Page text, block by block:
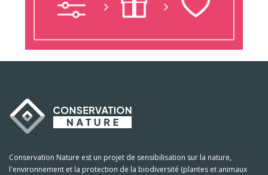
Conservation Nature est un projet de sensibilisation sur la nature,
l'environnement et la protection de la biodiversité (plantes et animaux